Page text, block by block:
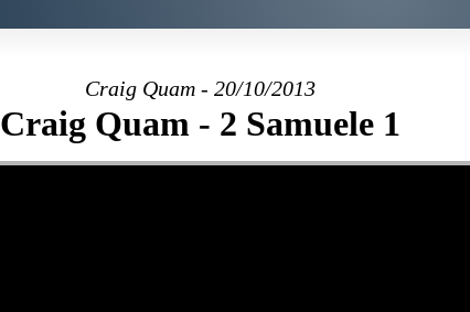
Craig Quam - 20/10/2013
Craig Quam - 2 Samuele 1